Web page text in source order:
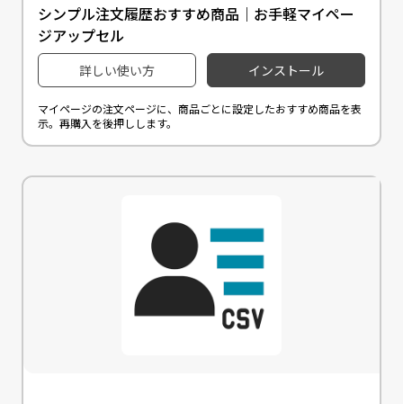
シンプル注文履歴おすすめ商品｜お手軽マイペー
ジアップセル
詳しい使い方 インストール
マイページの注文ページに、商品ごとに設定したおすすめ商品を表
示。再購入を後押しします。